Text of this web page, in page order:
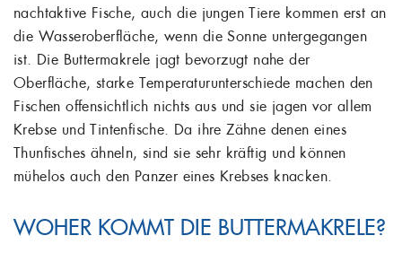
nachtaktive Fische, auch die jungen Tiere kommen erst an
die Wasseroberfläche, wenn die Sonne untergegangen
ist. Die Buttermakrele jagt bevorzugt nahe der
Oberfläche, starke Temperaturunterschiede machen den
Fischen offensichtlich nichts aus und sie jagen vor allem
Krebse und Tintenfische. Da ihre Zähne denen eines
Thunfisches ähneln, sind sie sehr kräftig und können
mühelos auch den Panzer eines Krebses knacken.
WOHER KOMMT DIE BUTTERMAKRELE?